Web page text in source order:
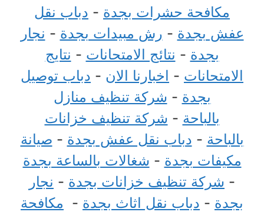
مكافحة حشرات بجدة - دباب نقل
عفش بجدة - رش مبيدات بجدة - نجار
بجدة - نتائج الامتحانات - نتايج
الامتحانات - اخبارنا الان - دباب توصيل
بجدة - شركة تنظيف منازل
بالباحة - شركة تنظيف خزانات
بالباحة - دباب نقل عفش بجدة - صيانة
مكيفات بجدة - شغالات بالساعة بجدة
- شركة تنظيف خزانات بجدة - نجار
بجدة - دباب نقل اثاث بجدة - مكافحة